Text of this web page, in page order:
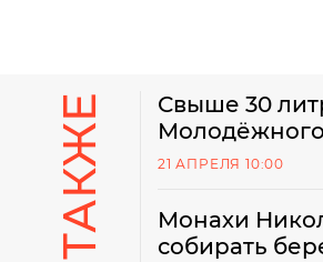
Свыше 30
21 АПРЕЛЯ 10:00
Монахи
собирать